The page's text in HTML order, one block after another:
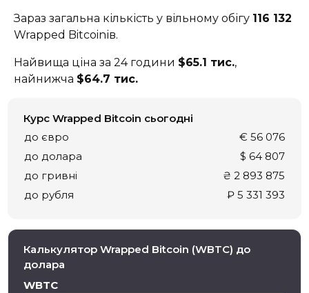
Зараз загальна кількість у вільному обігу 116 132
Wrapped Bitcoinів.
Найвища ціна за 24 години $65.1 тис.,
найнижча $64.7 тис.
Курс Wrapped Bitcoin сьогодні
до євро
€ 56 076
до долара
$ 64 807
до гривні
₴ 2 893 875
до рубля
₽ 5 331 393
Калькулятор Wrapped Bitcoin (WBTC) до
долара
WBTC